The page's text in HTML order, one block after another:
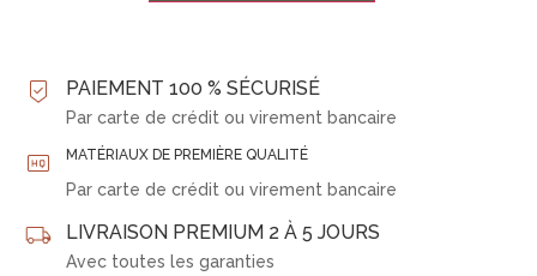
PAIEMENT 100 % SÉCURISÉ
Par carte de crédit ou virement bancaire
MATÉRIAUX DE PREMIÈRE QUALITÉ
Par carte de crédit ou virement bancaire
LIVRAISON PREMIUM 2 À 5 JOURS
Avec toutes les garanties